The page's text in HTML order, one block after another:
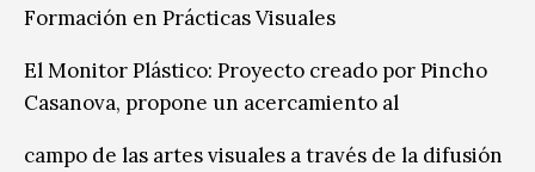
Formación en Prácticas Visuales
El Monitor Plástico: Proyecto creado por Pincho
Casanova, propone un acercamiento al
campo de las artes visuales a través de la difusión